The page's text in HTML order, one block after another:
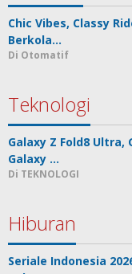
Chic Vibes, Classy
Berkola…
Di Otomatif
Teknologi
Galaxy Z Fold8 Ultra,
Galaxy …
Di TEKNOLOGI
Hiburan
Seriale Indonesia